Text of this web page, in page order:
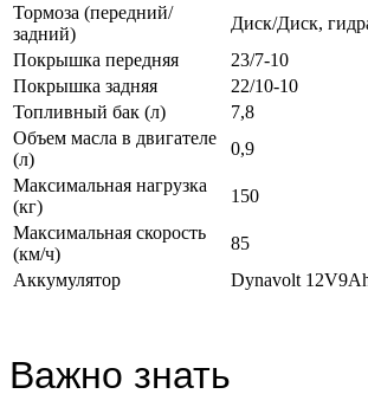
Тормоза (передний/
задний)
Диск/Диск,
Покрышка передняя
23/7-10
Покрышка задняя
22/10-10
Топливный бак (л)
7,8
Объем масла в двигателе
(л)
0,9
Максимальная нагрузка
(кг)
150
Максимальная скорость
(км/ч)
85
Аккумулятор
Dynavolt
Важно знать